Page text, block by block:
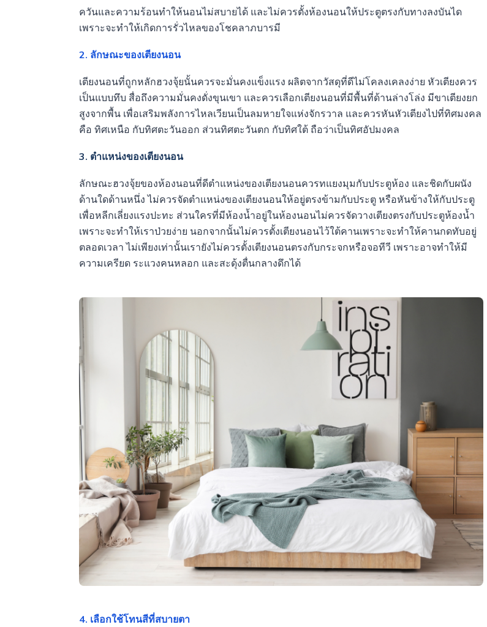
ควันและความร้อนทำให้นอนไม่สบายได้ และไม่ควรตั้งห้องนอนให้ประตูตรงกับทางลงบันได
เพราะจะทำให้เกิดการรั่วไหลของโชคลาภบารมี
2. ลักษณะของเตียงนอน
เตียงนอนที่ถูกหลักฮวงจุ้ยนั้นควรจะมั่นคงแข็งแรง ผลิตจากวัสดุที่ดีไม่โคลงเคลงง่าย หัวเตียงควร
เป็นแบบทึบ สื่อถึงความมั่นคงดั่งขุนเขา และควรเลือกเตียงนอนที่มีพื้นที่ด้านล่างโล่ง มีขาเตียงยก
สูงจากพื้น เพื่อเสริมพลังการไหลเวียนเป็นลมหายใจแห่งจักรวาล และควรหันหัวเตียงไปที่ทิศมงคล
คือ ทิศเหนือ กับทิศตะวันออก ส่วนทิศตะวันตก กับทิศใต้ ถือว่าเป็นทิศอัปมงคล
3. ตำแหน่งของเตียงนอน
ลักษณะฮวงจุ้ยของห้องนอนที่ดีตำแหน่งของเตียงนอนควรทแยงมุมกับประตูห้อง และชิดกับผนัง
ด้านใดด้านหนึ่ง ไม่ควรจัดตำแหน่งของเตียงนอนให้อยู่ตรงข้ามกับประตู หรือหันข้างให้กับประตู
เพื่อหลีกเลี่ยงแรงปะทะ ส่วนใครที่มีห้องน้ำอยู่ในห้องนอนไม่ควรจัดวางเตียงตรงกับประตูห้องน้ำ
เพราะจะทำให้เราป่วยง่าย นอกจากนั้นไม่ควรตั้งเตียงนอนไว้ใต้คานเพราะจะทำให้คานกดทับอยู่
ตลอดเวลา ไม่เพียงเท่านั้นเรายังไม่ควรตั้งเตียงนอนตรงกับกระจกหรือจอทีวี เพราะอาจทำให้มี
ความเครียด ระแวงคนหลอก และสะดุ้งตื่นกลางดึกได้
4. เลือกใช้โทนสีที่สบายตา